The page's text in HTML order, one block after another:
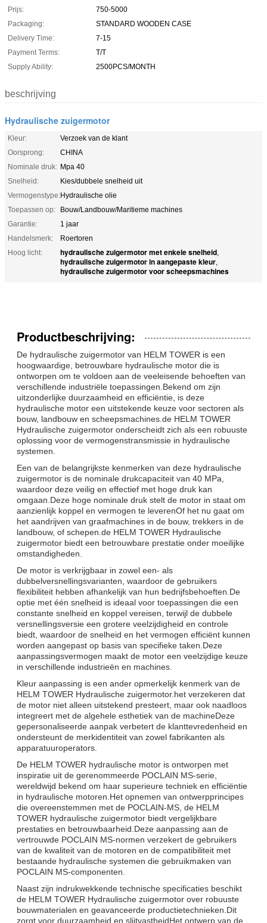
Prijs:
750-5000
Packaging:
STANDARD WOODEN CASE
Delivery Time:
7-15
Payment Terms:
T/T
Supply Ability:
2500PCS/MONTH
beschrijving
Hydraulische zuigermotor
Kleur:
Verzoek van de klant
Oorsprong:
CHINA
Nominale druk: Mpa 40
Snelheid:
Kies/dubbele snelheid uit
Vermogenstype:Hydraulische olie
Toepassen op:
Bouw/Landbouw/Maritieme machines
Garantie:
1 jaar
Handelsmerk:
Roertoren
Hoog licht:
hydraulische zuigermotor met enkele snelheid,
hydraulische zuigermotor in aangepaste kleur,
hydraulische zuigermotor voor scheepsmachines
Productbeschrijving:
De hydraulische zuigermotor van HELM TOWER is een
hoogwaardige, betrouwbare hydraulische motor die is
ontworpen om te voldoen aan de veeleisende behoeften van
verschillende industriële toepassingen.Bekend om zijn
uitzonderlijke duurzaamheid en efficiëntie, is deze
hydraulische motor een uitstekende keuze voor sectoren als
bouw, landbouw en scheepsmachines.de HELM TOWER
Hydraulische zuigermotor onderscheidt zich als een robuuste
oplossing voor de vermogenstransmissie in hydraulische
systemen.
Een van de belangrijkste kenmerken van deze hydraulische
zuigermotor is de nominale drukcapaciteit van 40 MPa,
waardoor deze veilig en effectief met hoge druk kan
omgaan.Deze hoge nominale druk stelt de motor in staat om
aanzienlijk koppel en vermogen te leverenOf het nu gaat om
het aandrijven van graafmachines in de bouw, trekkers in de
landbouw, of schepen.de HELM TOWER Hydraulische
zuigermotor biedt een betrouwbare prestatie onder moeilijke
omstandigheden.
De motor is verkrijgbaar in zowel een- als
dubbelversnellingsvarianten, waardoor de gebruikers
flexibiliteit hebben afhankelijk van hun bedrijfsbehoeften.De
optie met één snelheid is ideaal voor toepassingen die een
constante snelheid en koppel vereisen, terwijl de dubbele
versnellingsversie een grotere veelzijdigheid en controle
biedt, waardoor de snelheid en het vermogen efficiënt kunnen
worden aangepast op basis van specifieke taken.Deze
aanpassingsvermogen maakt de motor een veelzijdige keuze
in verschillende industrieën en machines.
Kleur aanpassing is een ander opmerkelijk kenmerk van de
HELM TOWER Hydraulische zuigermotor.het verzekeren dat
de motor niet alleen uitstekend presteert, maar ook naadloos
integreert met de algehele esthetiek van de machineDeze
gepersonaliseerde aanpak verbetert de klanttevredenheid en
ondersteunt de merkidentiteit van zowel fabrikanten als
apparatuuroperators.
De HELM TOWER hydraulische motor is ontworpen met
inspiratie uit de gerenommeerde POCLAIN MS-serie,
wereldwijd bekend om haar superieure techniek en efficiëntie
in hydraulische motoren.Het opnemen van ontwerpprincipes
die overeenstemmen met de POCLAIN-MS, de HELM
TOWER hydraulische zuigermotor biedt vergelijkbare
prestaties en betrouwbaarheid.Deze aanpassing aan de
vertrouwde POCLAIN MS-normen verzekert de gebruikers
van de kwaliteit van de motoren en de compatibiliteit met
bestaande hydraulische systemen die gebruikmaken van
POCLAIN MS-componenten.
Naast zijn indrukwekkende technische specificaties beschikt
de HELM TOWER Hydraulische zuigermotor over robuuste
bouwmaterialen en geavanceerde productietechnieken.Dit
zorgt voor duurzaamheid en slijtvastheidHet ontwerp van de